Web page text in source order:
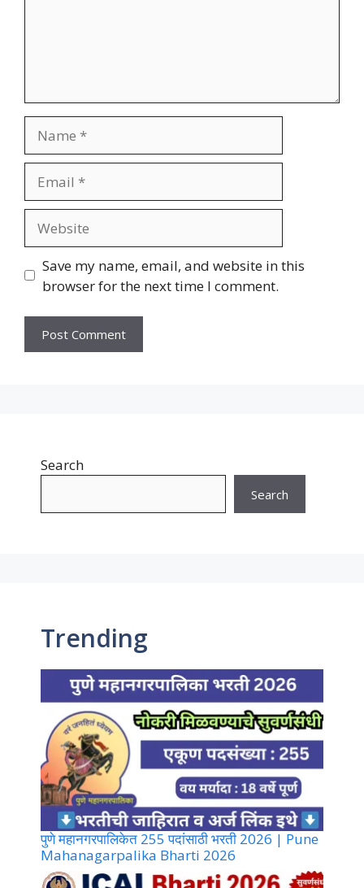
Save my name, email, and website in this
browser for the next time I comment.
Search
Search
Trending
पुणे महानगरपालिकेत 255 पदांसाठी भरती 2026 | Pune
Mahanagarpalika Bharti 2026